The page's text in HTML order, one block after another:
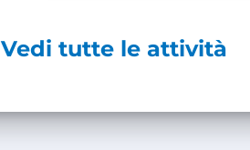
Vedi tutte le attività